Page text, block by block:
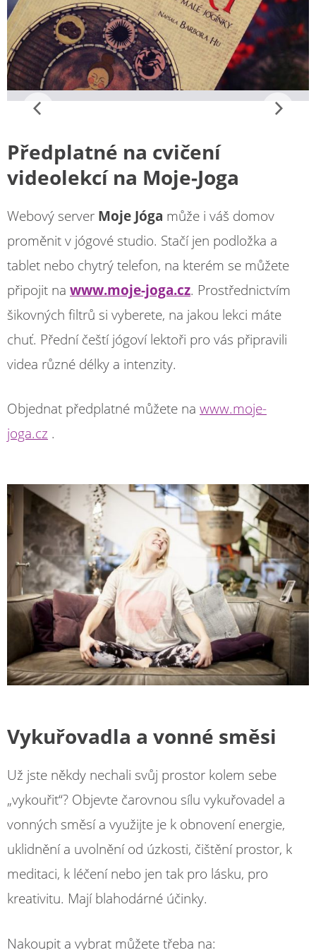
Předplatné na cvičení
videolekcína Moje-Joga
Webový server Moje Jóga může i váš domov
proměnit v jógové studio. Stačí jen podložka a
tablet nebo chytrý telefon, na kterém se můžete
připojit na www.moje-joga.cz. Prostřednictvím
šikovných filtrů si vyberete, na jakou lekci máte
chuť. Přední čeští jógoví lektoři pro vás připravili
videa různé délky a intenzity.
Objednat předplatné můžete na www.moje-
joga.cz .
Vykuřovadla a vonné směsi
Už jste někdy nechali svůj prostor kolem sebe
„vykouřit“? Objevte čarovnou sílu vykuřovadel a
vonných směsí a využijte je k obnovení energie,
uklidnění a uvolnění od úzkosti, čištění prostor, k
meditaci, k léčení nebo jen tak pro lásku, pro
kreativitu. Mají blahodárné účinky.
Nakoupit a vybrat můžete třeba na: